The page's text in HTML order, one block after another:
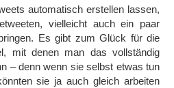
automatisch erstellen lassen,
vielleicht auch ein paar
Es gibt zum Glück für die
mit denen man das vollständig
– denn wenn sie selbst etwas tun
sie ja auch gleich arbeiten